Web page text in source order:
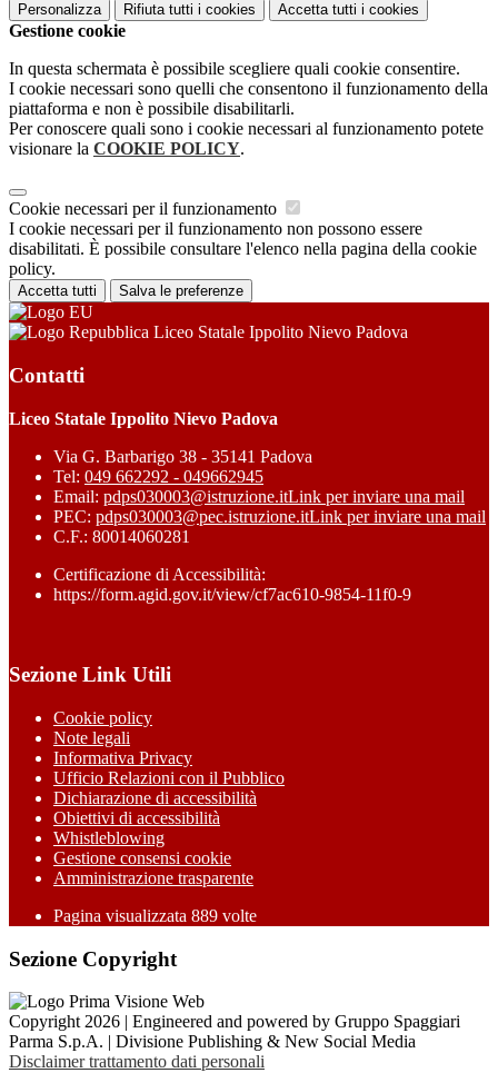
Personalizza Rifiuta tutti i cookies Accetta tutti i cookies
Gestione cookie
In questa schermata è possibile scegliere quali cookie consentire.
I cookie necessari sono quelli che consentono il funzionamento della
piattaforma e non è possibile disabilitarli.
Per conoscere quali sono i cookie necessari al funzionamento potete
visionare la COOKIE POLICY.
Cookie necessari per il funzionamento
I cookie necessari per il funzionamento non possono essere
disabilitati. È possibile consultare l'elenco nella pagina della cookie
policy.
Accetta tutti Salva le preferenze
Liceo Statale Ippolito Nievo Padova
Contatti
Liceo Statale Ippolito Nievo Padova
Via G. Barbarigo 38 - 35141 Padova
Tel: 049 662292 - 049662945
Email: pdps030003@istruzione.itLink per inviare una mail
PEC: pdps030003@pec.istruzione.itLink per inviare una mail
C.F.: 80014060281
Certificazione di Accessibilità:
https://form.agid.gov.it/view/cf7ac610-9854-11f0-9
Sezione Link Utili
Cookie policy
Note legali
Informativa Privacy
Ufficio Relazioni con il Pubblico
Dichiarazione di accessibilità
Obiettivi di accessibilità
Whistleblowing
Gestione consensi cookie
Amministrazione trasparente
Pagina visualizzata 889 volte
Sezione Copyright
Copyright 2026 | Engineered and powered by Gruppo Spaggiari
Parma S.p.A. | Divisione Publishing & New Social Media
Disclaimer trattamento dati personali